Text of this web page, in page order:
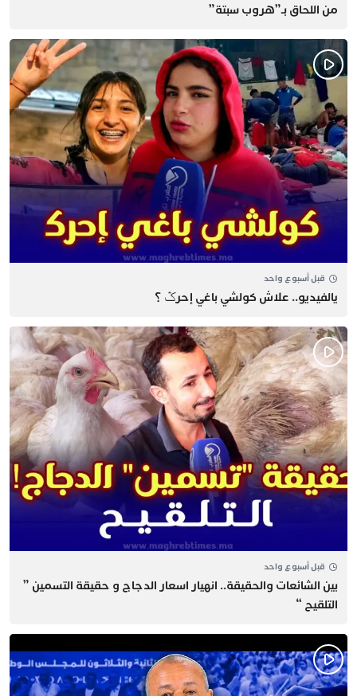
من اللحاق بـ”هروب سبتة”
قبل أسبوع واحد
يالفيديو.. علاش كولشي باغي إحرݣ ؟
قبل أسبوع واحد
بين الشائعات والحقيقة.. انهيار اسعار الدجاج و حقيقة التسمين ”
التلقيح “